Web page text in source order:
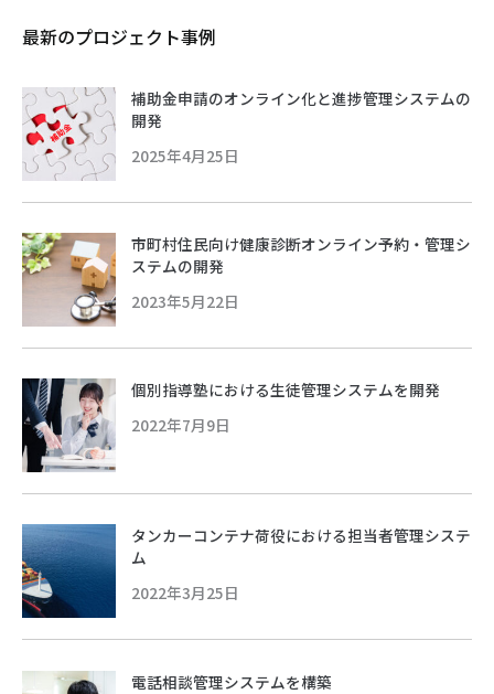
最新のプロジェクト事例
補助金申請のオンライン化と進捗管理システムの
開発
2025年4月25日
市町村住民向け健康診断オンライン予約・管理シ
ステムの開発
2023年5月22日
個別指導塾における生徒管理システムを開発
2022年7月9日
タンカーコンテナ荷役における担当者管理システ
ム
2022年3月25日
電話相談管理システムを構築